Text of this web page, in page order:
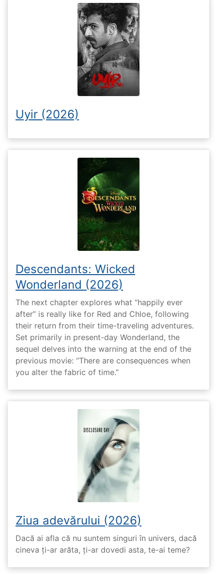
Uyir (2026)
Descendants: Wicked
Wonderland (2026)
The next chapter explores what “happily ever
after” is really like for Red and Chloe, following
their return from their time-traveling adventures.
Set primarily in present-day Wonderland, the
sequel delves into the warning at the end of the
previous movie: “There are consequences when
you alter the fabric of time.”
Ziua adevărului (2026)
Dacă ai afla că nu suntem singuri în univers, dacă
cineva ți-ar arăta, ți-ar dovedi asta, te-ai teme?